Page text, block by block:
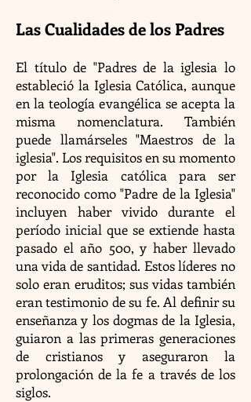
Las Cualidades de los Padres
El título de "Padres de la iglesia lo
estableció la Iglesia Católica, aunque
en la teología evangélica se acepta la
misma nomenclatura. También
puede llamárseles "Maestros de la
iglesia". Los requisitos en su momento
por la Iglesia católica para ser
reconocido como "Padre de la Iglesia"
incluyen haber vivido durante el
período inicial que se extiende hasta
pasado el año 500, y haber llevado
una vida de santidad. Estos líderes no
solo eran eruditos; sus vidas también
eran testimonio de su fe. Al definir su
enseñanza y los dogmas de la Iglesia,
guiaron a las primeras generaciones
de cristianos y aseguraron la
prolongación de la fe a través de los
siglos.